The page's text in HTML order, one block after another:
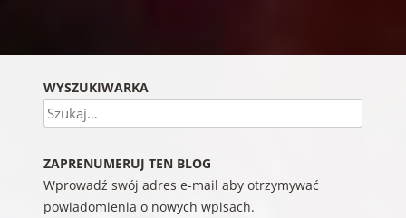
WYSZUKIWARKA
Szukaj
ZAPRENUMERUJ TEN BLOG
Wprowadź swój adres e-mail aby otrzymywać
powiadomienia o nowych wpisach.